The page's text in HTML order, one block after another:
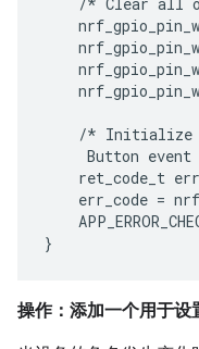
/* Initialize
Button
ret_code_t
err_code =
操作：添加一个用于设